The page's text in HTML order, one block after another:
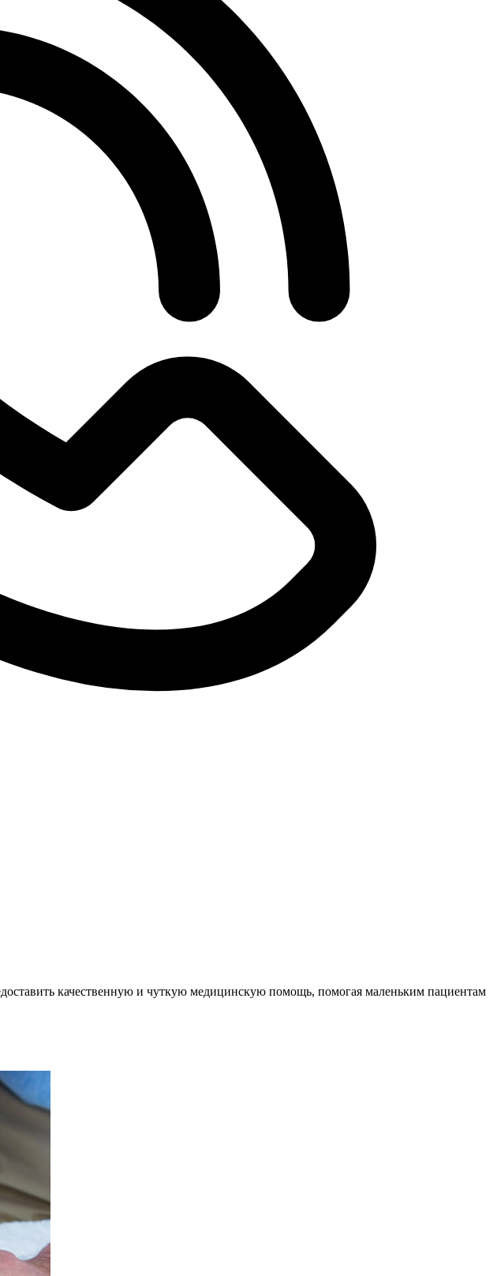
качественную и чуткую медицинскую помощь, помогая маленьким пациентам